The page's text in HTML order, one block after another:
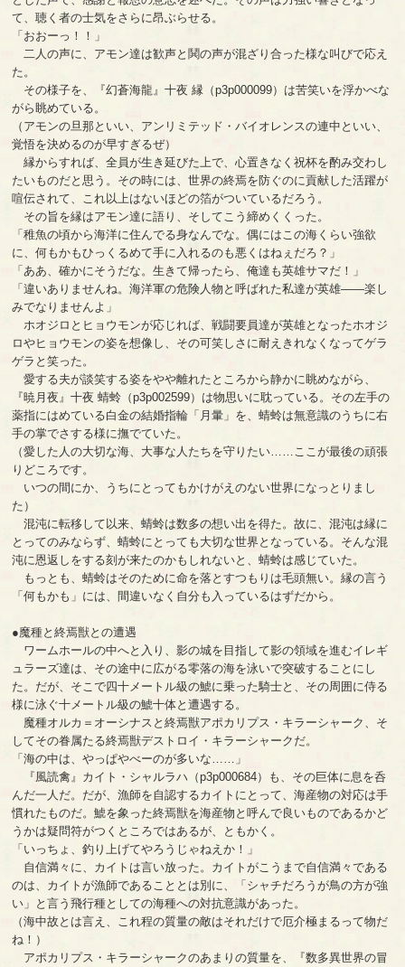
て、聴く者の士気をさらに昂ぶらせる。
「おおーっ！！」
二人の声に、アモン達は歓声と鬨の声が混ざり合った様な叫びで応え
た。
その様子を、『幻蒼海龍』十夜 縁（p3p000099）は苦笑いを浮かべな
がら眺めている。
（アモンの旦那といい、アンリミテッド・バイオレンスの連中といい、
覚悟を決めるのが早すぎるぜ）
縁からすれば、全員が生き延びた上で、心置きなく祝杯を酌み交わし
たいものだと思う。その時には、世界の終焉を防ぐのに貢献した活躍が
喧伝されて、これ以上はないほどの箔がついているだろう。
その旨を縁はアモン達に語り、そしてこう締めくくった。
「稚魚の頃から海洋に住んでる身なんでな。偶にはこの海くらい強欲
に、何もかもひっくるめて手に入れるのも悪くはねぇだろ？」
「ああ、確かにそうだな。生きて帰ったら、俺達も英雄サマだ！」
「違いありませんね。海洋軍の危険人物と呼ばれた私達が英雄――楽し
みでなりませんよ」
ホオジロとヒョウモンが応じれば、戦闘要員達が英雄となったホオジ
ロやヒョウモンの姿を想像し、その可笑しさに耐えきれなくなってゲラ
ゲラと笑った。
愛する夫が談笑する姿をやや離れたところから静かに眺めながら、
『暁月夜』十夜 蜻蛉（p3p002599）は物思いに耽っている。その左手の
薬指にはめている白金の結婚指輪「月暈」を、蜻蛉は無意識のうちに右
手の掌でさする様に撫でていた。
（愛した人の大切な海、大事な人たちを守りたい……ここが最後の頑張
りどころです。
いつの間にか、うちにとってもかけがえのない世界になっとりまし
た）
混沌に転移して以来、蜻蛉は数多の想い出を得た。故に、混沌は縁に
とってのみならず、蜻蛉にとっても大切な世界となっている。そんな混
沌に恩返しをする刻が来たのかもしれないと、蜻蛉は感じていた。
もっとも、蜻蛉はそのために命を落とすつもりは毛頭無い。縁の言う
「何もかも」には、間違いなく自分も入っているはずだから。
●魔種と終焉獣との遭遇
ワームホールの中へと入り、影の城を目指して影の領域を進むイレギ
ュラーズ達は、その途中に広がる零落の海を泳いで突破することにし
た。だが、そこで四十メートル級の鯱に乗った騎士と、その周囲に侍る
様に泳ぐ十メートル級の鯱十体と遭遇する。
魔種オルカ＝オーシナスと終焉獣アポカリプス・キラーシャーク、そ
してその眷属たる終焉獣デストロイ・キラーシャークだ。
「海の中は、やっぱやべーのが多いな……」
『風読禽』カイト・シャルラハ（p3p000684）も、その巨体に息を呑
んだ一人だ。だが、漁師を自認するカイトにとって、海産物の対応は手
慣れたものだ。鯱を象った終焉獣を海産物と呼んで良いものであるかど
うかは疑問符がつくところではあるが、ともかく。
「いっちょ、釣り上げてやろうじゃねえか！」
自信満々に、カイトは言い放った。カイトがこうまで自信満々である
のは、カイトが漁師であることとは別に、「シャチだろうが鳥の方が強
い」と言う飛行種としての海種への対抗意識があった。
（海中故とは言え、これ程の質量の敵はそれだけで厄介極まるって物だ
ね！）
アポカリプス・キラーシャークのあまりの質量を、『数多異世界の冒